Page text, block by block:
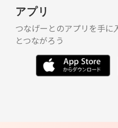
アプリ
つなげーとのアプリを手に
とつながろう